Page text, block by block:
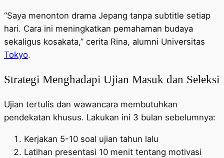
“Saya menonton drama Jepang tanpa subtitle setiap
hari. Cara ini meningkatkan pemahaman budaya
sekaligus kosakata,” cerita Rina, alumni Universitas
Tokyo.
Strategi Menghadapi Ujian Masuk dan Seleksi
Ujian tertulis dan wawancara membutuhkan
pendekatan khusus. Lakukan ini 3 bulan sebelumnya:
Kerjakan 5-10 soal ujian tahun lalu
Latihan presentasi 10 menit tentang motivasi